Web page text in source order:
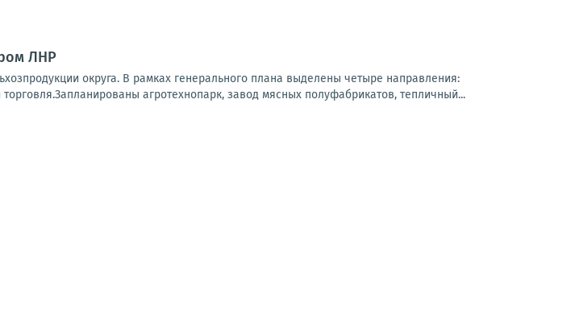
ЛНР
округа. В рамках генерального плана выделены четыре направления:
агротехнопарк, завод мясных полуфабрикатов, тепличный...